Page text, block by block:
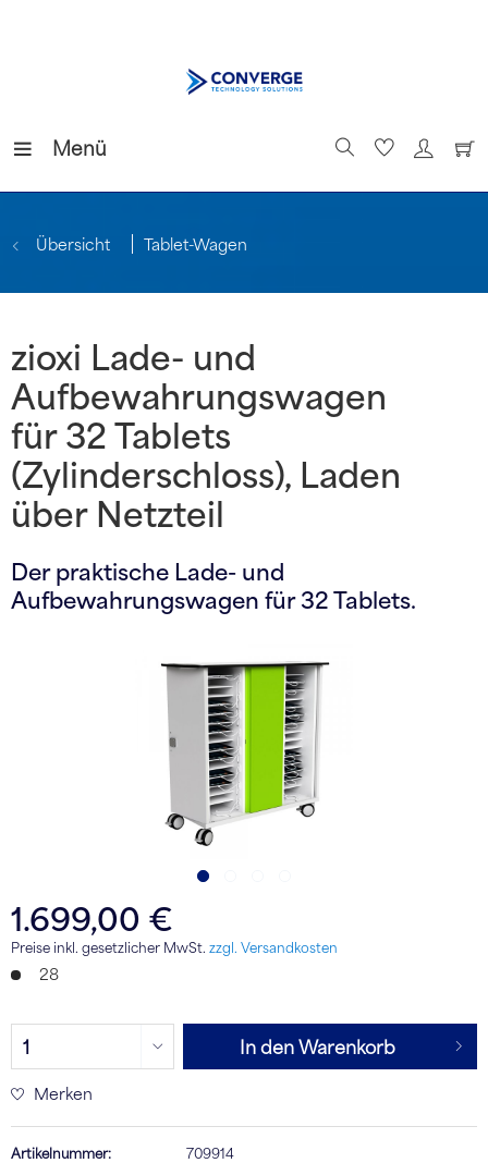
Menü
Übersicht Tablet-Wagen
zioxi Lade- und
Aufbewahrungswagen
für 32 Tablets
(Zylinderschloss), Laden
über Netzteil
Der praktische Lade- und
Aufbewahrungswagen für 32 Tablets.
1.699,00 €
Preise inkl. gesetzlicher MwSt. zzgl. Versandkosten
28
In den Warenkorb
Merken
Artikelnummer:
709914